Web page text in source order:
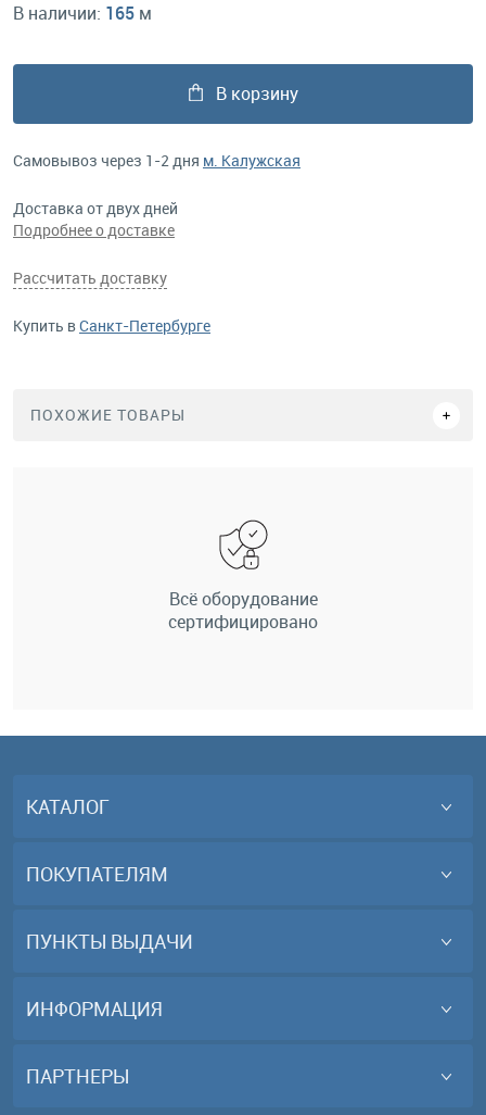
В наличии: 165 м
В корзину
Самовывоз через 1-2 дня м. Калужская
Доставка от двух дней
Подробнее о доставке
Рассчитать доставку
Купить вСанкт-Петербурге
ПОХОЖИЕ ТОВАРЫ
Всё оборудование
сертифицировано
КАТАЛОГ
ПОКУПАТЕЛЯМ
ПУНКТЫ ВЫДАЧИ
ИНФОРМАЦИЯ
ПАРТНЕРЫ